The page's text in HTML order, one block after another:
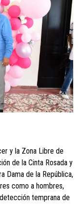
y la Zona Libre de
de la Cinta Rosada y
Dama de la República,
como a hombres,
temprana de